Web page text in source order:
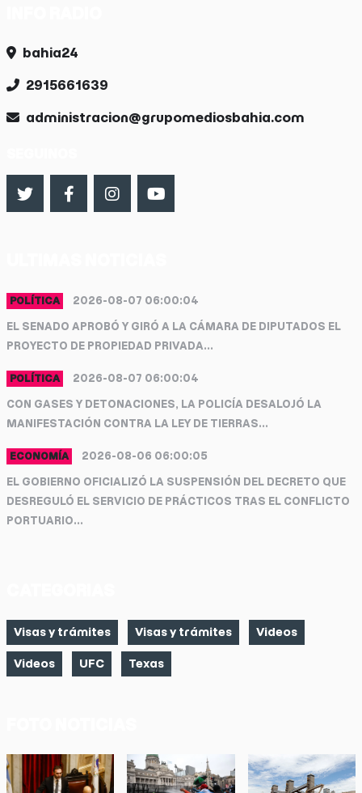
bahia24
2915661639
administracion@grupomediosbahia.com
POLÍTICA
2026-08-07 06:00:04
EL SENADO APROBÓ Y GIRÓ A LA CÁMARA DE DIPUTADOS EL
PROYECTO DE PROPIEDAD PRIVADA...
POLÍTICA
2026-08-07 06:00:04
CON GASES Y DETONACIONES, LA POLICÍA DESALOJÓ LA
MANIFESTACIÓN CONTRA LA LEY DE TIERRAS...
ECONOMÍA
2026-08-06 06:00:05
EL GOBIERNO OFICIALIZÓ LA SUSPENSIÓN DEL DECRETO QUE
DESREGULÓ EL SERVICIO DE PRÁCTICOS TRAS EL CONFLICTO
PORTUARIO...
Visas y trámites Visas y trámites Videos
Videos UFC Texas